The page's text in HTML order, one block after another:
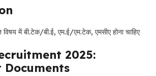
विषय में बी.टेक/बी.ई, एम.ई/एम.टेक, एमसीए होना चाहिए
2025: